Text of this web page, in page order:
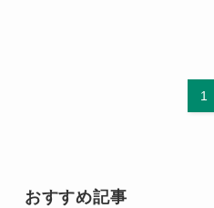
1
おすすめ記事